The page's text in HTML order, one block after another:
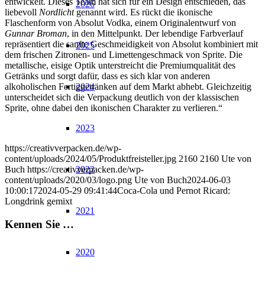
2026
2025
2024
2023
2022
2021
2020
liebevoll Nordlichtgenannt wird. Es rückt die ikonische
Flaschenform von Absolut Vodka, einem Originalentwurf von
Gunnar Broman, in den Mittelpunkt. Der lebendige Farbverlauf
repräsentiert die sanfte Geschmeidigkeit von Absolut kombiniert mit
dem frischen Zitronen- und Limettengeschmack von Sprite. Die
metallische, eisige Optik unterstreicht die Premiumqualität des
Getränks und sorgt dafür, dass es sich klar von anderen
alkoholischen Fertiggetränken auf dem Markt abhebt. Gleichzeitig
unterscheidet sich die Verpackung deutlich von der klassischen
Sprite, ohne dabei den ikonischen Charakter zu verlieren.“
https://creativverpacken.de/wp-
content/uploads/2024/05/Produktfreisteller.jpg 2160 2160 Ute von
Buch https://creativverpacken.de/wp-
content/uploads/2020/03/logo.png Ute von Buch2024-06-03
10:00:172024-05-29 09:41:44Coca-Cola und Pernot Ricard:
Longdrink gemixt
Kennen Sie …